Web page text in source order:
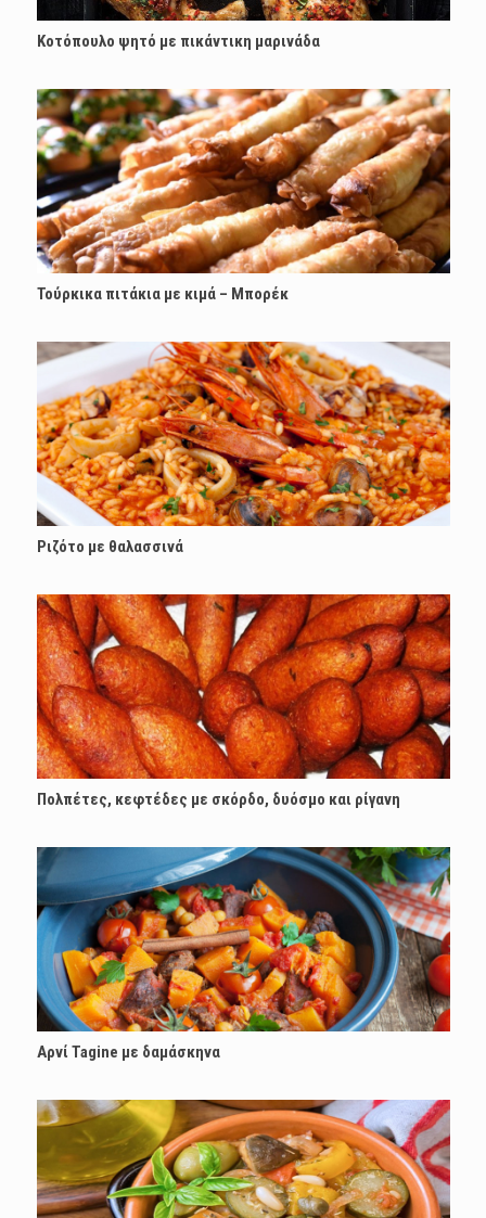
Κοτόπουλο ψητό με πικάντικη μαρινάδα
Τούρκικα πιτάκια με κιμά – Μπορέκ
Ριζότο με θαλασσινά
Πολπέτες, κεφτέδες με σκόρδο, δυόσμο και ρίγανη
Αρνί Tagine με δαμάσκηνα